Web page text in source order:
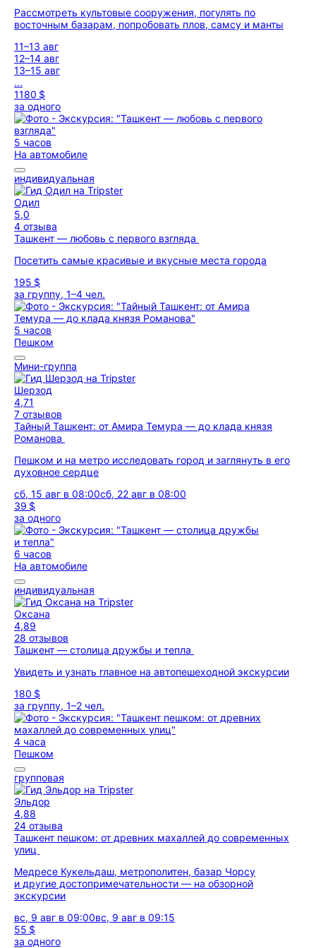
Рассмотреть культовые сооружения, погулять по
восточным базарам, попробовать плов, самсу и манты
11–13 авг
12–14 авг
13–15 авг
...
1180 $
за одного
5 часов
На автомобиле
индивидуальная
Одил
5,0
4 отзыва
Ташкент — любовь с первого взгляда
Посетить самые красивые и вкусные места города
195 $
за группу, 1–4 чел.
5 часов
Пешком
Мини-группа
Шерзод
4,71
7 отзывов
Тайный Ташкент: от Амира Темура — до клада князя
Романова
Пешком и на метро исследовать город и заглянуть в его
духовное сердце
сб, 15 авг в 08:00сб, 22 авг в 08:00
39 $
за одного
6 часов
На автомобиле
индивидуальная
Оксана
4,89
28 отзывов
Ташкент — столица дружбы и тепла
Увидеть и узнать главное на автопешеходной экскурсии
180 $
за группу, 1–2 чел.
4 часа
Пешком
групповая
Эльдор
4,88
24 отзыва
Ташкент пешком: от древних махаллей до современных
улиц
Медресе Кукельдаш, метрополитен, базар Чорсу
и другие достопримечательности — на обзорной
экскурсии
вс, 9 авг в 09:00вс, 9 авг в 09:15
55 $
за одного